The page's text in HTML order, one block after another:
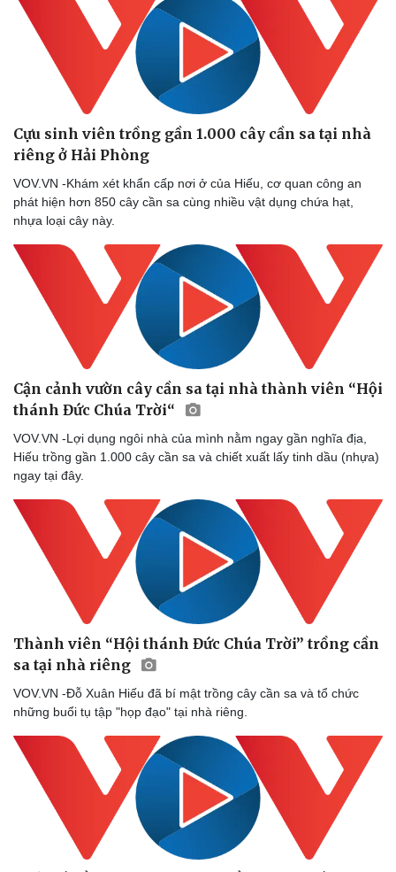
Cựu sinh viên trồng gần 1.000 cây cần sa tại nhà
riêng ở Hải Phòng
VOV.VN -Khám xét khẩn cấp nơi ở của Hiếu, cơ quan công an
phát hiện hơn 850 cây cần sa cùng nhiều vật dụng chứa hạt,
nhựa loại cây này.
Cận cảnh vườn cây cần sa tại nhà thành viên “Hội
thánh Đức Chúa Trời“
VOV.VN -Lợi dụng ngôi nhà của mình nằm ngay gần nghĩa địa,
Hiếu trồng gần 1.000 cây cần sa và chiết xuất lấy tinh dầu (nhựa)
ngay tại đây.
Thành viên “Hội thánh Đức Chúa Trời” trồng cần
sa tại nhà riêng
VOV.VN -Đỗ Xuân Hiếu đã bí mật trồng cây cần sa và tổ chức
những buổi tụ tập "họp đạo" tại nhà riêng.